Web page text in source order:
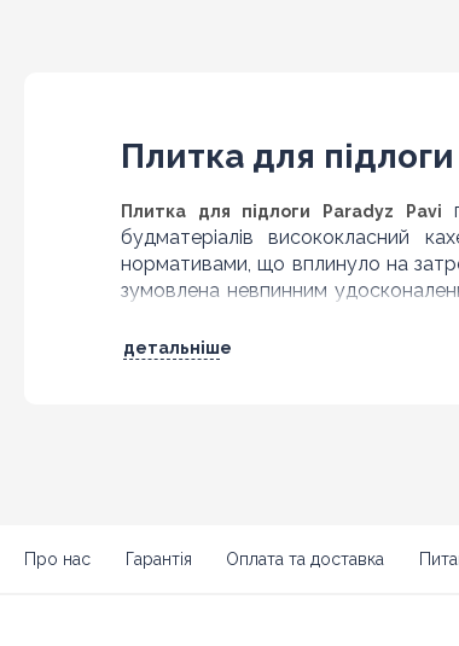
Плитка для
Плитка для підлоги Paradyz Pavi
будматеріалів висококласний
нормативами, що вплинуло на
зумовлена невпинним
Особливості
детальніше
Про нас Гарантія Оплата та доставка